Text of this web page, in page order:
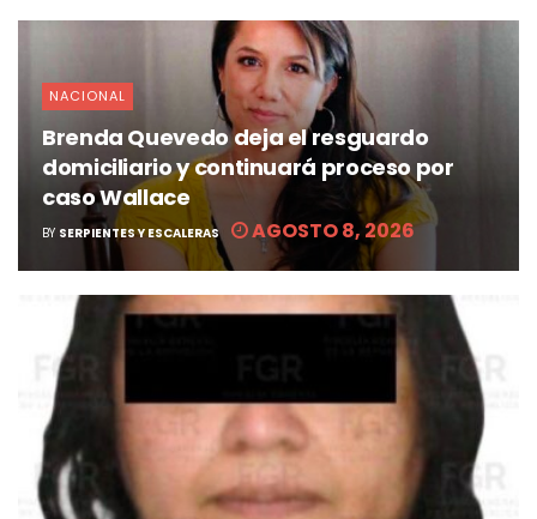
NACIONAL
Brenda Quevedo deja el resguardo
domiciliario y continuará proceso por
caso Wallace
BY SERPIENTES Y ESCALERAS AGOSTO 8, 2026